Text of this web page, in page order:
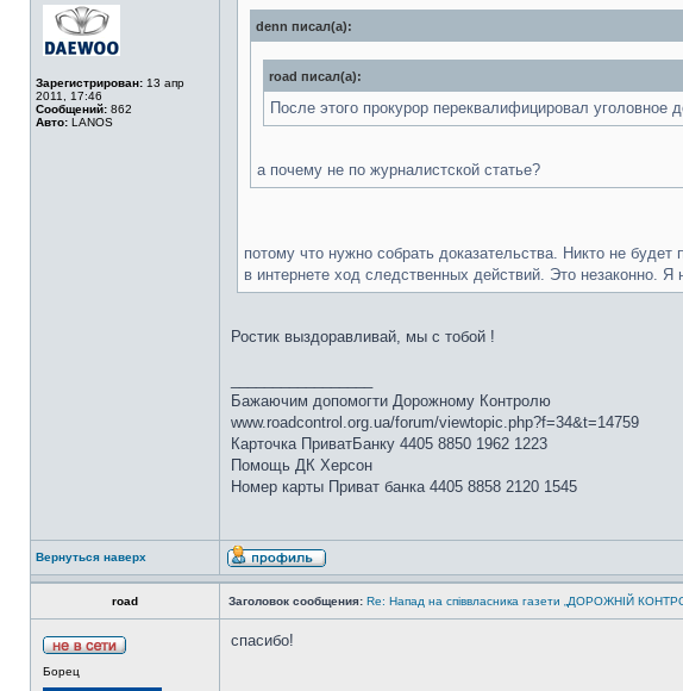
Зарегистрирован: 13 апр
2011, 17:46
Сообщений: 862
Авто: LANOS
denn писал(а):
road писал(а):
После этого прокурор переквалифицировал уголовное
а почему не по журналистской статье?
потому что нужно собрать доказательства. Никто не будет
в интернете ход следственных действий. Это незаконно. Я
Ростик выздоравливай, мы с тобой !
Бажаючим допомогти Дорожному Контролю
www.roadcontrol.org.ua/forum/viewtopic.php?f=34&t=14759
Карточка ПриватБанку 4405 8850 1962 1223
Помощь ДК Херсон
Номер карты Приват банка 4405 8858 2120 1545
Вернуться наверх
road Заголовок сообщения: Re: Напад на співвласника газети „ДОРОЖНІЙ
Борец
спасибо!